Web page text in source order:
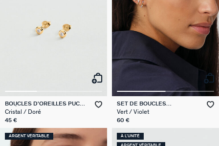
BOUCLES D'OREILLES PUCES
ODÉON
Cristal / Doré
45 €
SET DE BOUCLES
D'OREILLES MIX & MATCH
Vert / Violet
60 €
ARGENT VÉRITABLE À L'UNITÉ